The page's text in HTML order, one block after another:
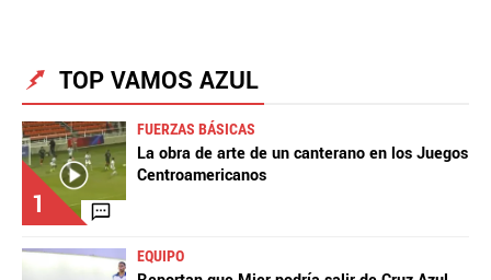
TOP VAMOS AZUL
1
FUERZAS BÁSICAS
La obra de arte de un canterano en los Juegos
Centroamericanos
EQUIPO